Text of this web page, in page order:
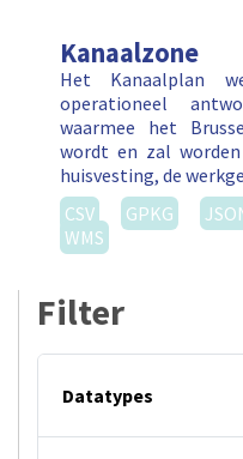
Kanaalzone
Het Kanaalplan
operationeel
waarmee het
wordt en zal
huisvesting, de
CSV
GPKG
WMS
Filter
Datatypes